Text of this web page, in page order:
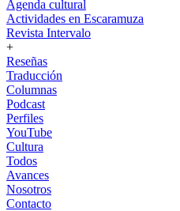
Agenda cultural
Actividades en Escaramuza
Revista Intervalo
+
Reseñas
Traducción
Columnas
Podcast
Perfiles
YouTube
Cultura
Todos
Avances
Nosotros
Contacto